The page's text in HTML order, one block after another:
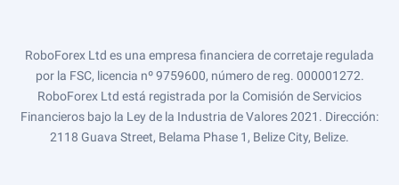
RoboForex Ltd es una empresa financiera de corretaje regulada
por la FSC, licencia nº 9759600, número de reg. 000001272.
RoboForex Ltd está registrada por la Comisión de Servicios
Financieros bajo la Ley de la Industria de Valores 2021. Dirección:
2118 Guava Street, Belama Phase 1, Belize City, Belize.